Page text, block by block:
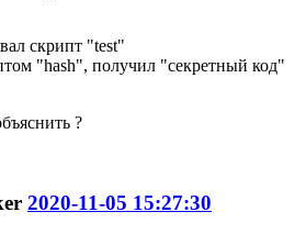
скрипт "test"
"hash", получил "секретный код"
?
2020-11-05 15:27:30